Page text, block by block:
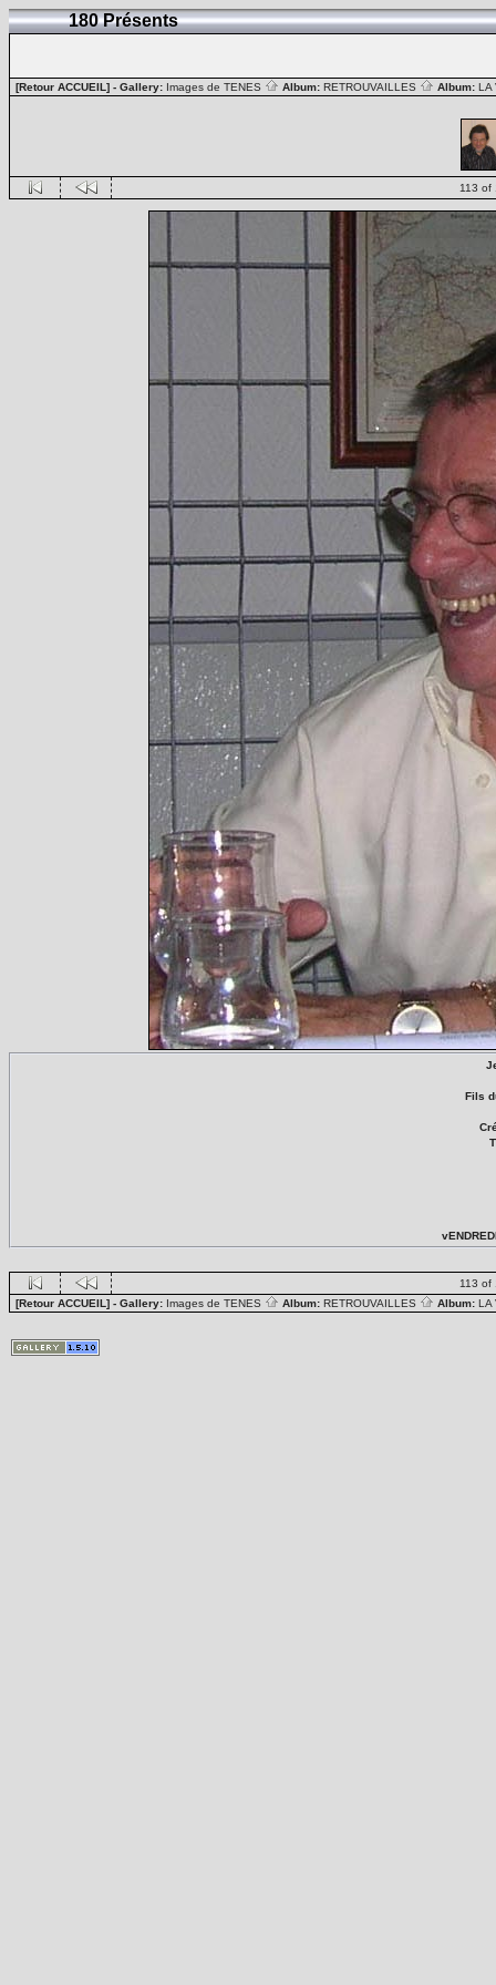
180 Présents
[Retour ACCUEIL] - Gallery: Images de TENES Album: RETROUVAILLES Album: LA
113 of
Fils
113 of
[Retour ACCUEIL] - Gallery: Images de TENES Album: RETROUVAILLES Album: LA